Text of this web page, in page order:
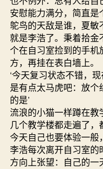
安慰能力满分，简直是
鸵鸟的天敌是谁，夏
就是李浩了。秉着拾
个在自习室捡到的手
方，再挂在表白墙上。
‘今天复习状态不错，
是有点太马虎吧：放
的是’
流浪的小猫一样蹲在
几个教学楼都走遍了
今天自己也要体验一般
李浩每次离开自习室
方向上张望：自己的一